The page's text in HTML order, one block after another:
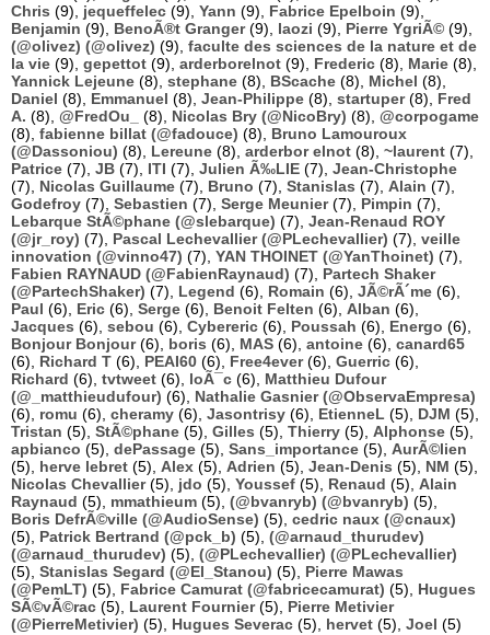
Chris (9), jequeffelec (9), Yann (9), Fabrice Epelboin (9),
Benjamin (9), BenoÃ®t Granger(9), laozi (9), Pierre YgriÃ© (9),
(@olivez) (@olivez) (9), faculte des sciences de la nature et de
la vie (9), gepettot (9), arderborelnot (9), Frederic (8), Marie (8),
Yannick Lejeune (8), stephane (8), BScache (8), Michel (8),
Daniel (8), Emmanuel (8), Jean-Philippe (8), startuper(8), Fred
A. (8), @FredOu_ (8), Nicolas Bry (@NicoBry) (8), @corpogame
(8), fabienne billat (@fadouce) (8), Bruno Lamouroux
(@Dassoniou) (8), Lereune (8), arderbor elnot (8), ~laurent (7),
Patrice (7), JB (7), ITI (7), Julien Ã‰LIE (7), Jean-Christophe
(7), Nicolas Guillaume (7), Bruno (7), Stanislas (7), Alain (7),
Godefroy (7), Sebastien (7), Serge Meunier(7), Pimpin (7),
Lebarque StÃ©phane (@slebarque) (7), Jean-Renaud ROY
(@jr_roy) (7), Pascal Lechevallier (@PLechevallier) (7), veille
innovation (@vinno47) (7), YAN THOINET (@YanThoinet) (7),
Fabien RAYNAUD (@FabienRaynaud) (7), Partech Shaker
(@PartechShaker) (7), Legend (6), Romain (6), JÃ©rÃ´me (6),
Paul (6), Eric (6), Serge (6), Benoit Felten (6), Alban (6),
Jacques (6), sebou (6), Cybereric (6), Poussah (6), Energo (6),
Bonjour Bonjour(6), boris (6), MAS (6), antoine (6), canard65
(6), Richard T (6), PEAI60 (6), Free4ever(6), Guerric (6),
Richard (6), tvtweet (6), loÃ¯c (6), Matthieu Dufour
(@_matthieudufour) (6), Nathalie Gasnier (@ObservaEmpresa)
(6), romu (6), cheramy (6), Jasontrisy (6), EtienneL (5), DJM (5),
Tristan (5), StÃ©phane (5), Gilles (5), Thierry (5), Alphonse (5),
apbianco (5), dePassage (5), Sans_importance (5), AurÃ©lien
(5), herve lebret (5), Alex (5), Adrien (5), Jean-Denis (5), NM (5),
Nicolas Chevallier(5), jdo (5), Youssef (5), Renaud (5), Alain
Raynaud (5), mmathieum (5), (@bvanryb) (@bvanryb) (5),
Boris DefrÃ©ville (@AudioSense) (5), cedric naux (@cnaux)
(5), Patrick Bertrand (@pck_b) (5), (@arnaud_thurudev)
(@arnaud_thurudev) (5), (@PLechevallier) (@PLechevallier)
(5), Stanislas Segard (@El_Stanou) (5), Pierre Mawas
(@PemLT) (5), Fabrice Camurat (@fabricecamurat) (5), Hugues
SÃ©vÃ©rac (5), Laurent Fournier(5), Pierre Metivier
(@PierreMetivier) (5), Hugues Severac (5), hervet (5), Joel (5)